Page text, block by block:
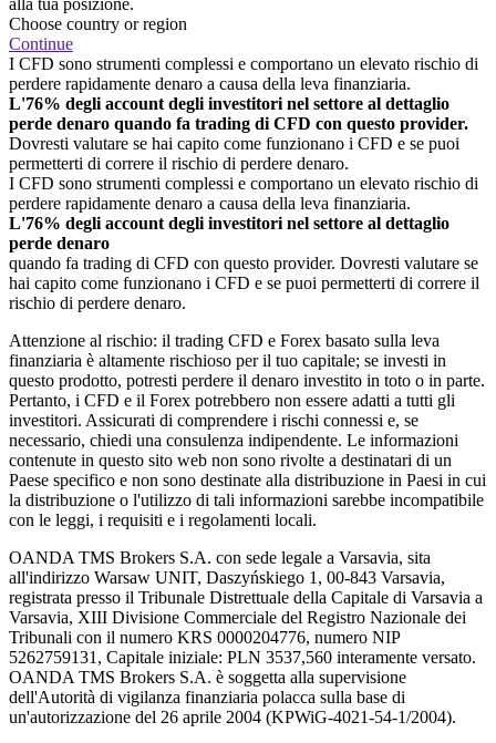
Choose country or region
Continue
I CFD sono strumenti complessi e comportano un elevato rischio di
perdere rapidamente denaro a causa della leva finanziaria.
L'76% degli account degli investitori nel settore al dettaglio
perde denaro quando fa trading di CFD con questo provider.
Dovresti valutare se hai capito come funzionano i CFD e se puoi
permetterti di correre il rischio di perdere denaro.
I CFD sono strumenti complessi e comportano un elevato rischio di
perdere rapidamente denaro a causa della leva finanziaria.
L'76% degli account degli investitori nel settore al dettaglio
perde denaro
quando fa trading di CFD con questo provider. Dovresti valutare se
hai capito come funzionano i CFD e se puoi permetterti di correre il
rischio di perdere denaro.
Attenzione al rischio: il trading CFD e Forex basato sulla leva
finanziaria è altamente rischioso per il tuo capitale; se investi in
questo prodotto, potresti perdere il denaro investito in toto o in parte.
Pertanto, i CFD e il Forex potrebbero non essere adatti a tutti gli
investitori. Assicurati di comprendere i rischi connessi e, se
necessario, chiedi una consulenza indipendente. Le informazioni
contenute in questo sito web non sono rivolte a destinatari di un
Paese specifico e non sono destinate alla distribuzione in Paesi in cui
la distribuzione o l'utilizzo di tali informazioni sarebbe incompatibile
con le leggi, i requisiti e i regolamenti locali.
OANDA TMS Brokers S.A. con sede legale a Varsavia, sita
all'indirizzo Warsaw UNIT, Daszyńskiego 1, 00-843 Varsavia,
registrata presso il Tribunale Distrettuale della Capitale di Varsavia a
Varsavia, XIII Divisione Commerciale del Registro Nazionale dei
Tribunali con il numero KRS 0000204776, numero NIP
5262759131, Capitale iniziale: PLN 3537,560 interamente versato.
OANDA TMS Brokers S.A. è soggetta alla supervisione
dell'Autorità di vigilanza finanziaria polacca sulla base di
un'autorizzazione del 26 aprile 2004 (KPWiG-4021-54-1/2004).